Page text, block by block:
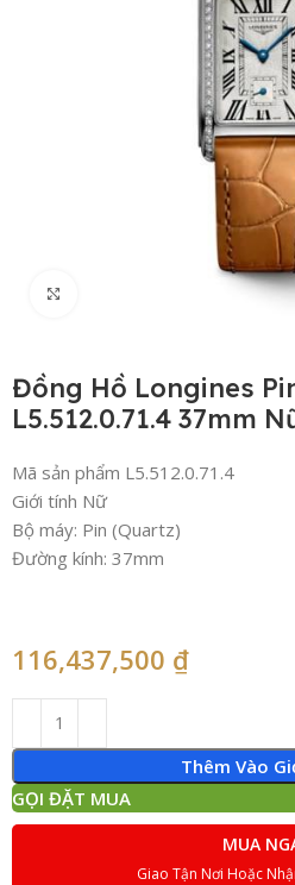
Đồng Hồ Longines
L5.512.0.71.4 37mm
Mã sản phẩm L5.512.0.71.4
Giới tính Nữ
Bộ máy: Pin (Quartz)
Đường kính: 37mm
116,437,500 ₫
Thêm Vào
GỌI ĐẶT MUA
MUA
Giao Tận Nơi Hoặc